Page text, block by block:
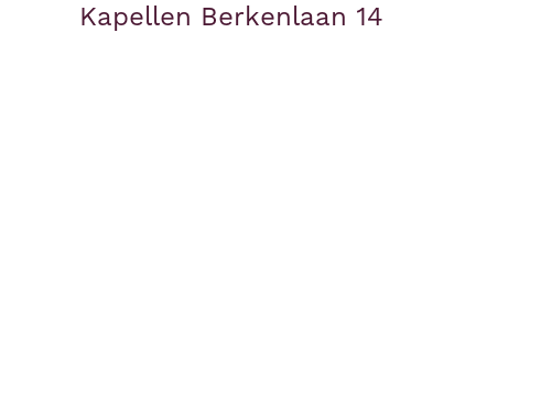
Kapellen Berkenlaan 14